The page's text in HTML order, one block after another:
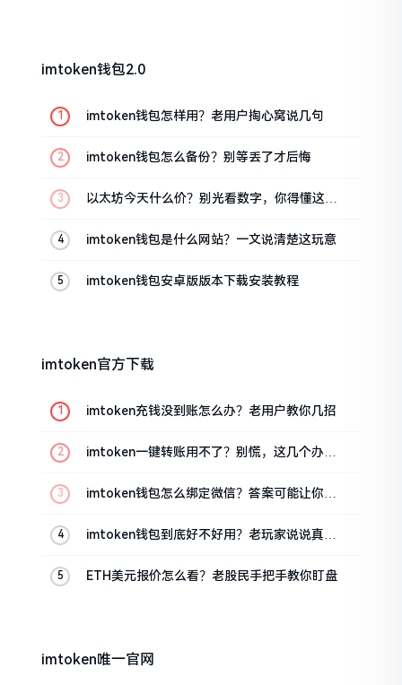
imtoken钱包2.0
imtoken钱包怎样用？老用户掏心窝说几句
imtoken钱包怎么备份？别等丢了才后悔
以太坊今天什么价？别光看数字，你得懂这几
imtoken钱包是什么网站？一文说清楚这玩意
imtoken钱包安卓版版本下载安装教程
imtoken官方下载
imtoken充钱没到账怎么办？老用户教你几招
imtoken一键转账用不了？别慌，这几个办法
imtoken钱包怎么绑定微信？答案可能让你失
imtoken钱包到底好不好用？老玩家说说真实
ETH美元报价怎么看？老股民手把手教你盯盘
imtoken唯一官网